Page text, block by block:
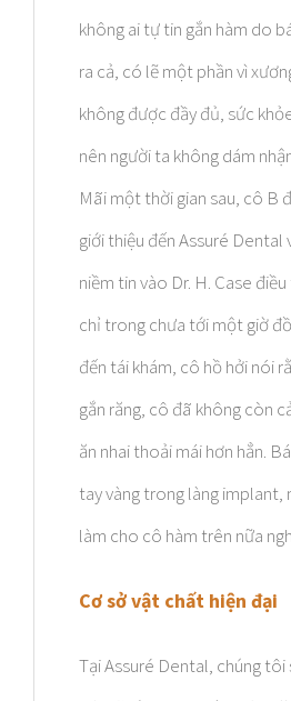
không ai tự tin gắn hàm do
ra cả, có lẽ một phần vì
không được đầy đủ, sức
nên người ta không dám
Mãi một thời gian sau, cô B
giới thiệu đến Assuré Dental
niềm tin vào Dr. H. Case
chỉ trong chưa tới một giờ
đến tái khám, cô hồ hởi nói
gắn răng, cô đã không còn
ăn nhai thoải mái hơn hẳn.
tay vàng trong làng implant,
làm cho cô hàm trên nữa
Cơ sở vật chất hiện đại
Tại Assuré Dental, chúng tôi